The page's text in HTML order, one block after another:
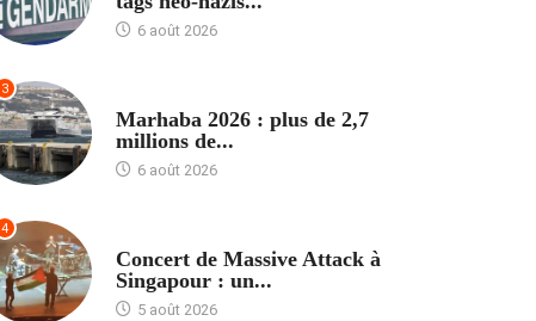
6 août 2026
3
Marhaba 2026 : plus de 2,7
millions de...
6 août 2026
4
Concert de Massive Attack à
Singapour : un...
5 août 2026